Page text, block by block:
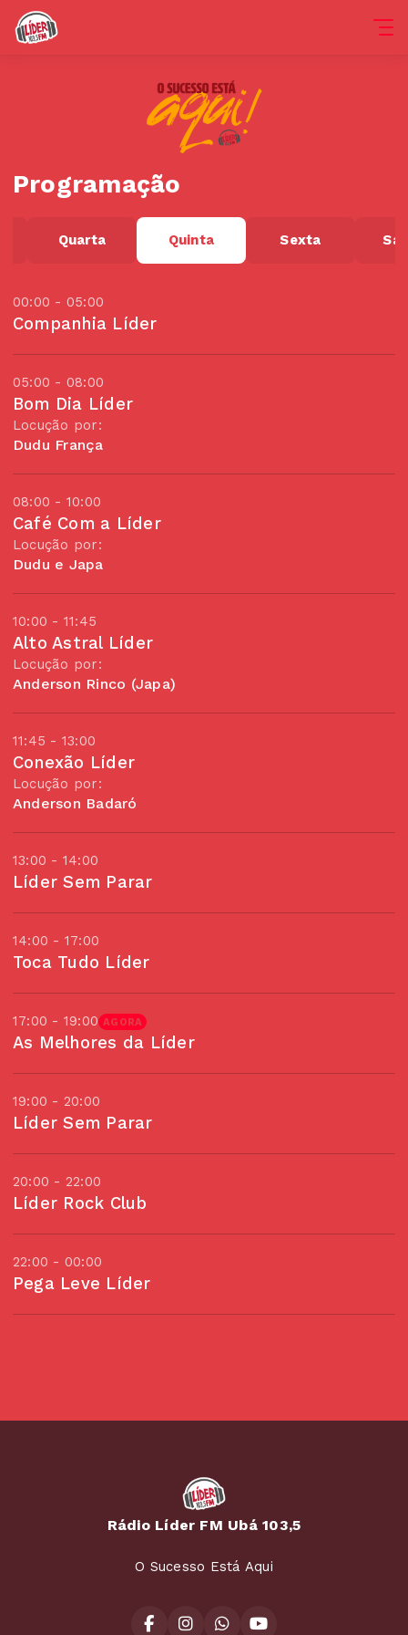
Programação
Quarta Quinta Sexta
00:00 - 05:00
Companhia Líder
05:00 - 08:00
Bom Dia Líder
Locução por:
Dudu França
08:00 - 10:00
Café Com a Líder
Locução por:
Dudu e Japa
10:00 - 11:45
Alto Astral Líder
Locução por:
Anderson Rinco (Japa)
11:45 - 13:00
Conexão Líder
Locução por:
Anderson Badaró
13:00 - 14:00
Líder Sem Parar
14:00 - 17:00
Toca Tudo Líder
17:00 - 19:00 AGORA
As Melhores da Líder
19:00 - 20:00
Líder Sem Parar
20:00 - 22:00
Líder Rock Club
22:00 - 00:00
Pega Leve Líder
Rádio Líder FM Ubá 103,5
O Sucesso Está Aqui